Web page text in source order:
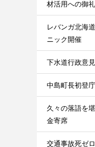
材活用への御礼
レバンガ北海
ニック開催
下水道行政意
中島町長初登庁
久々の落語を
金寄席
交通事故死ゼ